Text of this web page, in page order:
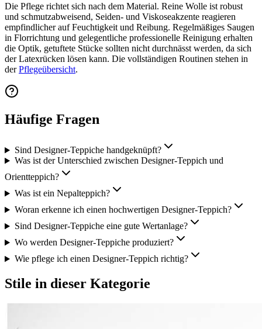
Die Pflege richtet sich nach dem Material. Reine Wolle ist robust
und schmutzabweisend, Seiden- und Viskoseakzente reagieren
empfindlicher auf Feuchtigkeit und Reibung. Regelmäßiges Saugen
in Florrichtung und gelegentliche professionelle Reinigung erhalten
die Optik, getuftete Stücke sollten nicht durchnässt werden, da sich
der Latexrücken lösen kann. Die vollständigen Routinen stehen in
derPflegeübersicht.
Häufige Fragen
Sind Designer-Teppiche handgeknüpft?
Was ist der Unterschied zwischen Designer-Teppich und
Orientteppich?
Was ist ein Nepalteppich?
Woran erkenne ich einen hochwertigen Designer-Teppich?
Sind Designer-Teppiche eine gute Wertanlage?
Wo werden Designer-Teppiche produziert?
Wie pflege ich einen Designer-Teppich richtig?
Stile in dieser Kategorie